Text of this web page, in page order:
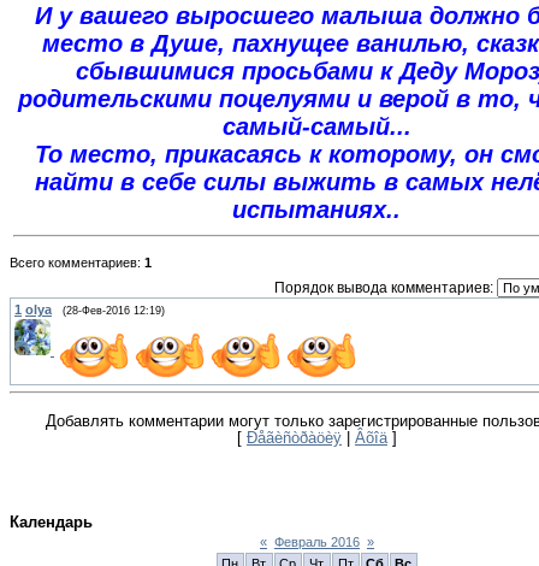
И у вашего выросшего малыша должно
место в Душе, пахнущее ванилью,
сбывшимися просьбами к Деду
родительскими поцелуями и верой в то,
самый-самый...
То место, прикасаясь к которому, он
найти в себе силы выжить в самых
испытаниях..
Всего комментариев: 1
Порядок вывода комментариев:
1 olya (28-Фев-2016 12:19)
Добавлять комментарии могут только зарегистрированные
[ Ðåãèñòðàöèÿ Âõîä ]
Календарь
« Февраль 2016 »